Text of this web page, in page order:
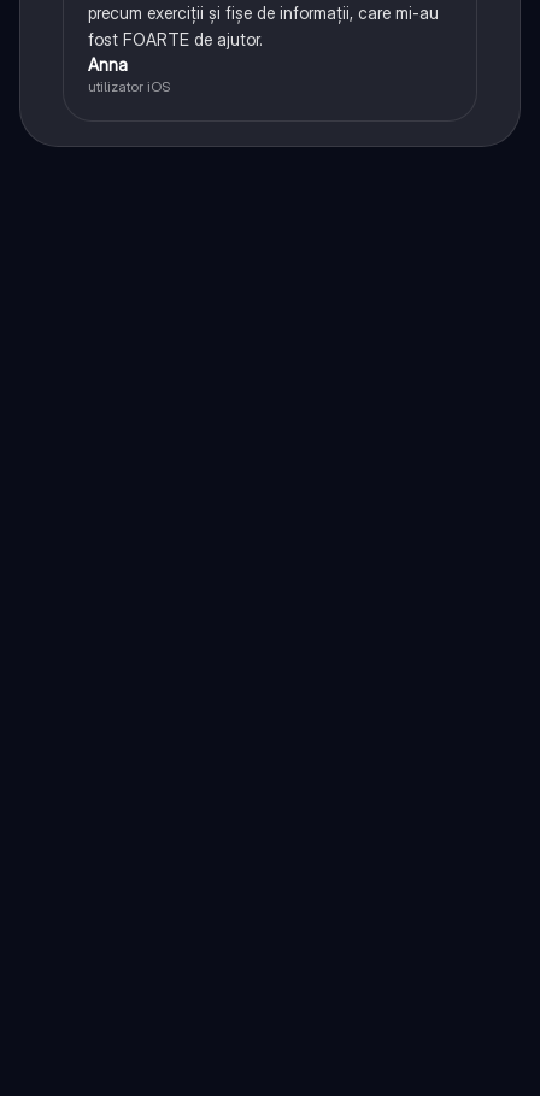
precum exerciții și fișe de informații, care mi-au
fost FOARTE de ajutor.
Anna
utilizator iOS